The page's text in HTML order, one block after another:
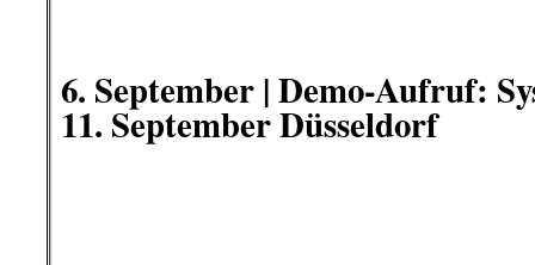
Beendigung der
Beschäftigungsverhältnisse!
Schein-Werkverträgen zu